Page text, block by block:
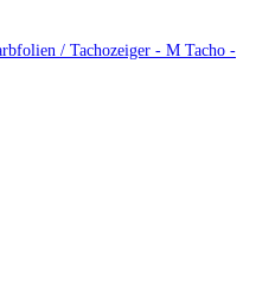
/ Tachozeiger - M Tacho -